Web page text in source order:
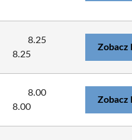
8.25
8.25
Zobacz
8.00
8.00
Zobacz